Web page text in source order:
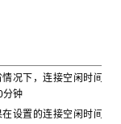
情况下，连接空闲时间
分钟
在设置的连接空闲时间